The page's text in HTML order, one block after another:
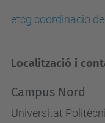
Localització i
Campus Nord
Universitat